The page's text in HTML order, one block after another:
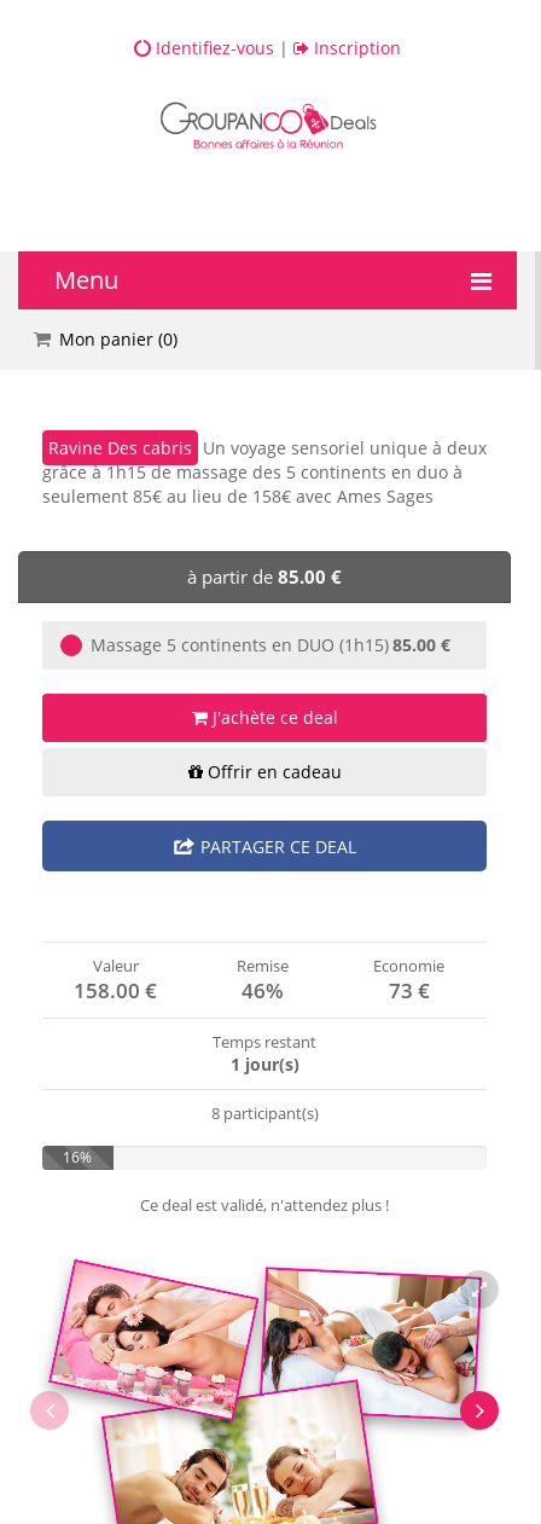
Identifiez-vous | Inscription
Menu
🔥 DEALS
💅 Beauté
🎈 Événements
Mon panier (0)
Ravine Des cabris Un voyage sensoriel unique à deux
grâce à 1h15 de massage des 5 continents en duo à
seulement 85€ au lieu de 158€ avec Ames Sages
à partir de 85.00 €
Massage 5 continents en DUO (1h15)85.00 €
J'achète ce deal
Offrir en cadeau
PARTAGER CE DEAL
Valeur
158.00 €
Remise
46%
Economie
73 €
Temps restant
1 jour(s)
8 participant(s)
16%
Ce deal est validé, n'attendez plus !